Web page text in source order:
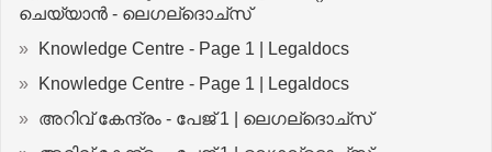
ചെയ്യാൻ - ലെഗല്ദൊച്സ്
Knowledge Centre - Page 1 | Legaldocs
Knowledge Centre - Page 1 | Legaldocs
അറിവ് കേന്ദ്രം - പേജ് 1 | ലെഗല്ദൊച്സ്